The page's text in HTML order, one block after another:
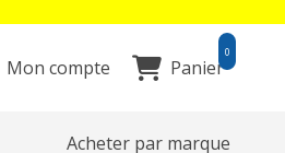
Mon compte Panier
0
Acheter par marque